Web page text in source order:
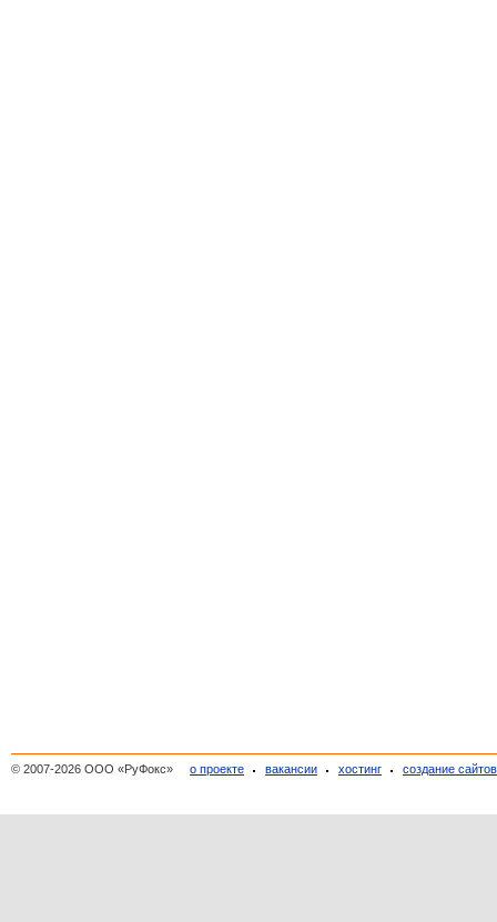
© 2007-2026 ООО «РуФокс» о проекте вакансии хостинг создание сайтов